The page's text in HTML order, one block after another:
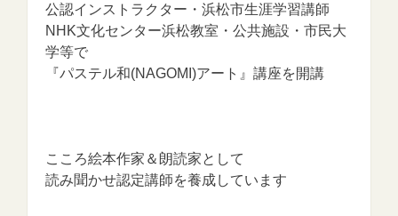
公認インストラクター・浜松市生涯学習講師
NHK文化センター浜松教室・公共施設・市民大
学等で
『パステル和(NAGOMI)アート』講座を開講
こころ絵本作家＆朗読家として
読み聞かせ認定講師を養成しています